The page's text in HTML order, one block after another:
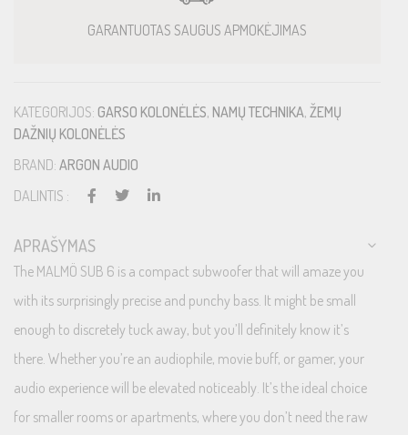
GARANTUOTAS SAUGUS APMOKĖJIMAS
KATEGORIJOS: GARSO KOLONĖLĖS, NAMŲ TECHNIKA, ŽEMŲ
DAŽNIŲ KOLONĖLĖS
BRAND: ARGON AUDIO
DALINTIS :
APRAŠYMAS
The MALMÖ SUB 6 is a compact subwoofer that will amaze you
with its surprisingly precise and punchy bass. It might be small
enough to discretely tuck away, but you’ll definitely know it’s
there. Whether you’re an audiophile, movie buff, or gamer, your
audio experience will be elevated noticeably. It’s the ideal choice
for smaller rooms or apartments, where you don’t need the raw